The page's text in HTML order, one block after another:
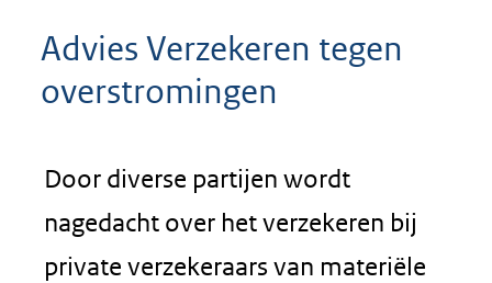
Advies Verzekeren tegen
overstromingen
Door diverse partijen wordt
nagedacht over het verzekeren bij
private verzekeraars van materiële